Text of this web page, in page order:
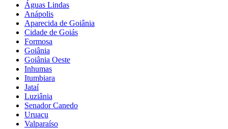
Águas Lindas
Anápolis
Aparecida de Goiânia
Cidade de Goiás
Formosa
Goiânia
Goiânia Oeste
Inhumas
Itumbiara
Jataí
Luziânia
Senador Canedo
Uruaçu
Valparaíso